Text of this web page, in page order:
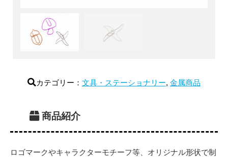
カテゴリー： 文具・ステーショナリー, 金属商品
商品紹介
ロゴマークやキャラクターモチーフ等、オリジナル形状で制